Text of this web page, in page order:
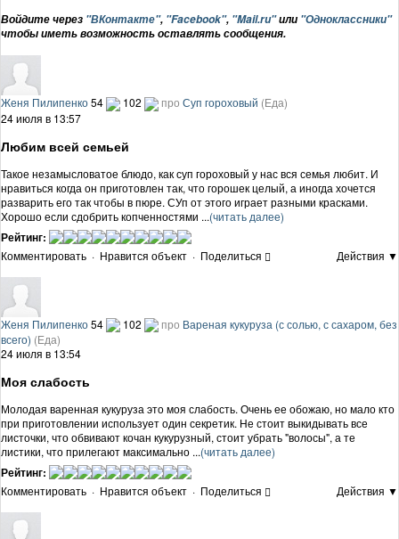
Войдите через "ВКонтакте", "Facebook", "Mail.ru"или "Одноклассники"
чтобы иметь возможность оставлять сообщения.
Женя Пилипенко54 102 про Суп гороховый (Еда)
24 июля в 13:57
Любим всей семьей
Такое незамысловатое блюдо, как суп гороховый у нас вся семья любит. И
нравиться когда он приготовлен так, что горошек целый, а иногда хочется
разварить его так чтобы в пюре. СУп от этого играет разными красками.
Хорошо если сдобрить копченностями ...(читать далее)
Рейтинг:
Комментировать · Нравится объект · Поделиться Действия ▼
Женя Пилипенко54 102 про Вареная кукуруза (с солью, с сахаром, без
всего) (Еда)
24 июля в 13:54
Моя слабость
Молодая варенная кукуруза это моя слабость. Очень ее обожаю, но мало кто
при приготовлении использует один секретик. Не стоит выкидывать все
листочки, что обвивают кочан кукурузный, стоит убрать "волосы", а те
листики, что прилегают максимально ...(читать далее)
Рейтинг:
Комментировать · Нравится объект · Поделиться Действия ▼